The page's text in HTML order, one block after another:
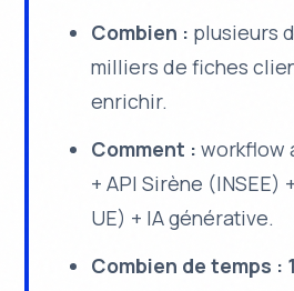
Combien : plusieurs
milliers de fiches
enrichir.
Comment : workflow
+ API Sirène (INSEE)
UE) + IA générative.
Combien de temps :